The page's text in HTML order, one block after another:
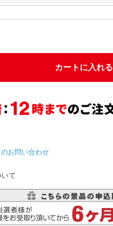
必
カートに入れる
お問い合わせ
て